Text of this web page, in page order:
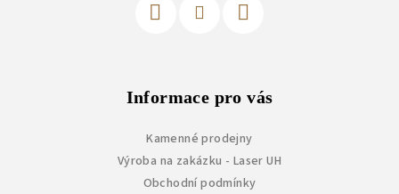
Informace pro vás
Kamenné prodejny
Výroba na zakázku - Laser UH
Obchodní podmínky